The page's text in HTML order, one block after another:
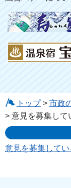
トップ> 市政
> 意見を募集して
意見を募集して